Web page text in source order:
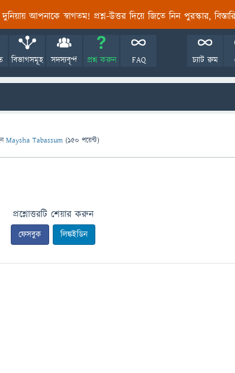
দুনিয়ায় আপনাকে স্বাগতম! প্রশ্ন-উত্তর দিয়ে জিতে নিন পুরস্কার,
বিভাগসমূহ সদস্যবৃন্দ প্রশ্ন করুন FAQ চ্যাট রুম
Maysha Tabassum (150 পয়েন্ট)
প্রশ্নোত্তরটি শেয়ার করুন
ফেসবুক লিঙ্কইডিন